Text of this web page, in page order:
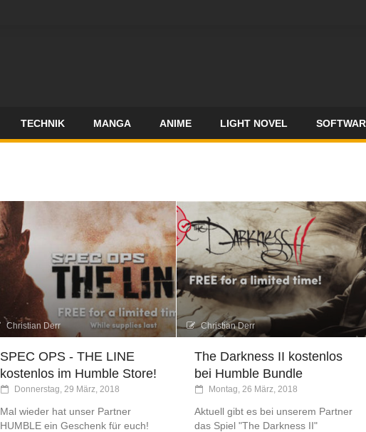
TECHNIK MANGA ANIME LIGHT NOVEL
Christian Derr
SPEC OPS - THE LINE
kostenlos im Humble Store!
Donnerstag, 29 März, 2018
Mal wieder hat unser Partner
HUMBLE ein Geschenk für euch!
Christian Derr
The Darkness II kostenlos
bei Humble Bundle
Montag, 26 März, 2018
Aktuell gibt es bei unserem Partner
das Spiel "The Darkness II"